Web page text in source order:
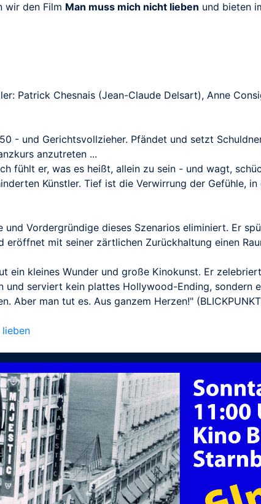
wir den Film Man muss mich nicht lieben und bieten
Patrick Chesnais (Jean-Claude Delsart), Anne
- und Gerichtsvollzieher. Pfändet und setzt
anzutreten ...
fühlt er, was es heißt, allein zu sein - und wagt,
Künstler. Tief ist die Verwirrung der Gefühle,
und Vordergründige dieses Szenarios eliminiert. Er
eröffnet mit seiner zärtlichen Zurückhaltung einen
ein kleines Wunder und große Kinokunst. Er
und serviert kein plattes Hollywood-Ending, sondern
Aber man tut es. Aus ganzem Herzen!"
lieben